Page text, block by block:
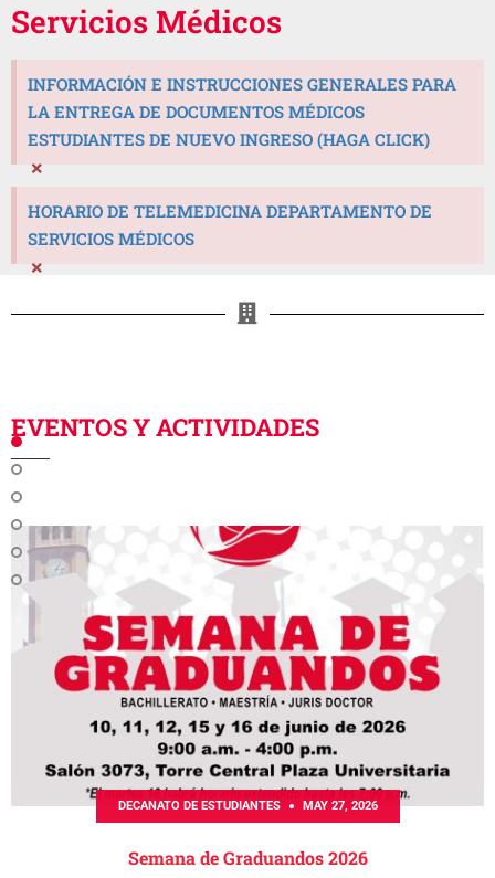
Servicios Médicos
INFORMACIÓN E INSTRUCCIONES GENERALES PARA
LA ENTREGA DE DOCUMENTOS MÉDICOS
ESTUDIANTES DE NUEVO INGRESO (HAGA CLICK)
×
HORARIO DE TELEMEDICINA DEPARTAMENTO DE
SERVICIOS MÉDICOS
×
EVENTOS Y ACTIVIDADES
DECANATO DE ESTUDIANTES MAY 27, 2026
Semana de Graduandos 2026